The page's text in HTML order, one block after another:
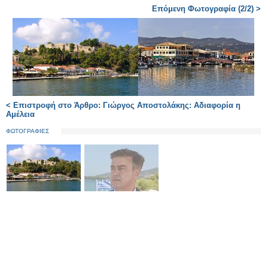
Επόμενη Φωτογραφία (2/2) >
< Επιστροφή στο Άρθρο: Γιώργος Αποστολάκης: Αδιαφορία η
Αμέλεια
ΦΩΤΟΓΡΑΦΙΕΣ